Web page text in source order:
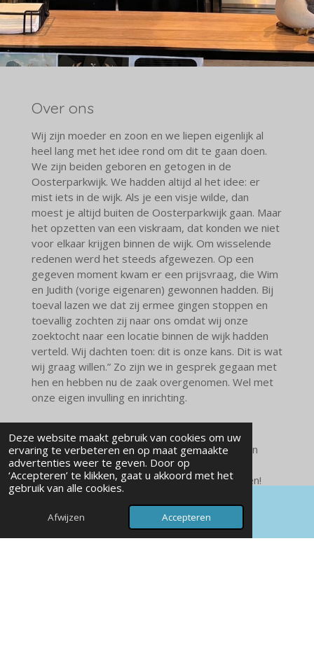
Deze website maakt gebruik van cookies om uw
ervaring te verbeteren en op maat gemaakte
advertenties weer te geven. Door op
‘Accepteren’ te klikken, gaat u akkoord met het
gebruik van alle cookies.
Afwijzen Accepteren
Over ons
Wij zijn moeder en zoon en we liepen eigenlijk al
heel lang met het idee rond om dit te gaan doen.
We zijn beiden geboren en getogen in de
Oosterparkwijk. We hadden altijd al het idee: er
mist iets in de wijk. Als je een visje wilde, dan
moest je altijd buiten de Oosterparkwijk gaan. Maar
het opzetten van een viskraam, dat konden we niet
voor elkaar krijgen binnen de wijk. Om wisselende
redenen werd het steeds afgewezen. Op een
gegeven moment kwam er een prijsvraag, die Wim
en Judith (vorige eigenaren) gewonnen hadden. Bij
toeval lazen we dat zij ermee gingen stoppen en
toevallig zochten zij naar ons omdat wij onze
zoektocht naar een locatie binnen de wijk hadden
verteld. Wij dachten toen: dit is onze kans. Dit is wat
wij graag willen.” Zo zijn we in gesprek gegaan met
hen en hebben nu de zaak overgenomen. Wel met
onze eigen invulling en inrichting.
We streven er naar om de wijk te voorzien van
heerlijke verse vis en zo onze mooie
Oosterparkwijk een stukje completer te maken!
E-mailadres